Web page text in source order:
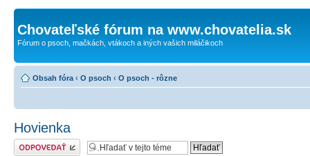
Chovateľské fórum na www.chovatelia.sk
Fórum o psoch, mačkách, vtákoch a iných vašich miláčikoch
Obsah fóra ‹ O psoch ‹ O psoch - rôzne
Hovienka
Odoslať odpoveď